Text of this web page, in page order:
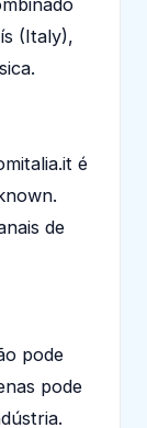
(Italy),
é
de
pode
pode